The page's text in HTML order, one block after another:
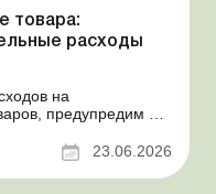
товара:
расходы
на
предупредим о
расходы:
Казалось бы, в
не может. Но, как
23.06.2026